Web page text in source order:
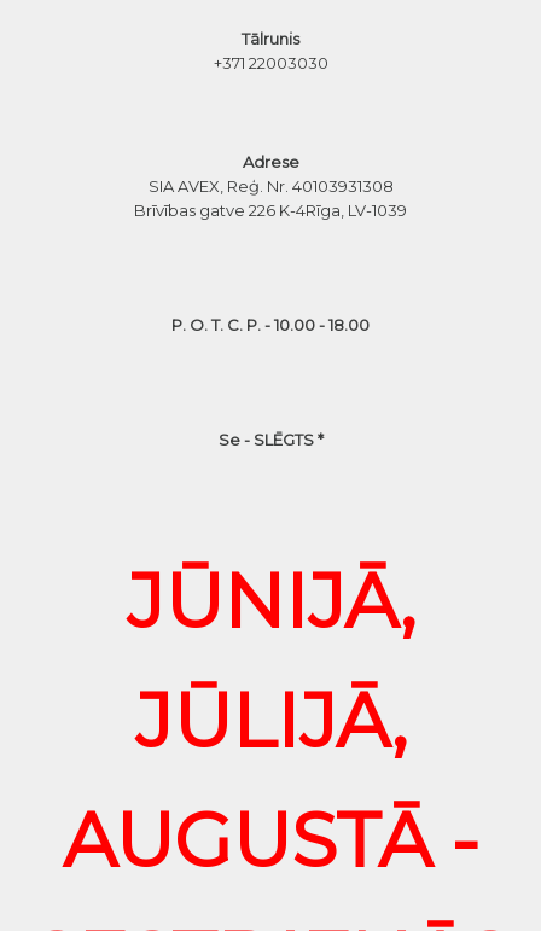
Tālrunis
+371 22003030
Adrese
SIA AVEX, Reģ. Nr. 40103931308
Brīvības gatve 226 K-4Rīga, LV-1039
P. O. T. C. P. - 10.00 - 18.00
Se - SLĒGTS *
JŪNIJĀ,
JŪLIJĀ,
AUGUSTĀ -